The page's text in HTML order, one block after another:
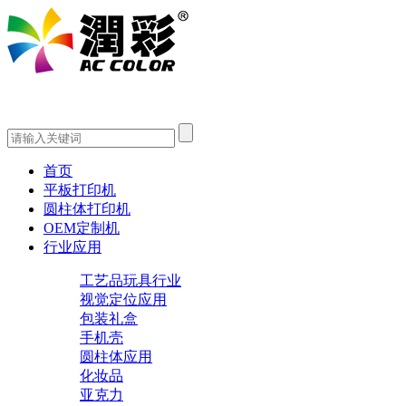
首页
平板打印机
圆柱体打印机
OEM定制机
行业应用
工艺品玩具行业
视觉定位应用
包装礼盒
手机壳
圆柱体应用
化妆品
亚克力